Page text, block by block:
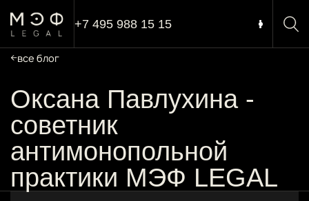
+7 495 988 15 15
все блог
Оксана Павлухина -
советник
антимонопольной
практики МЭФ LEGAL